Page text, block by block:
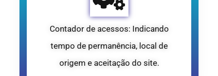
Contador de acessos: Indicando
tempo de permanência, local de
origem e aceitação do site.